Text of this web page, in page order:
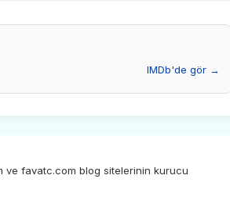
IMDb'de gör →
ve favatc.com blog sitelerinin kurucu